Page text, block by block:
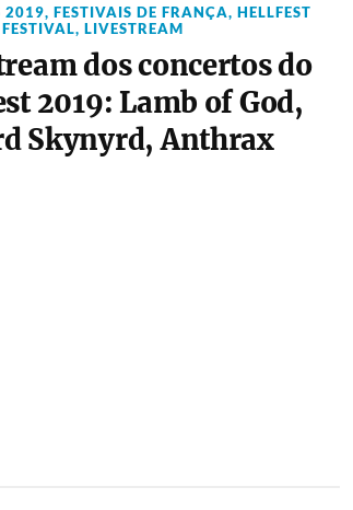
2019, FESTIVAIS DE FRANÇA, HELLFEST
, LIVESTREAM
dos concertos do
2019: Lamb of God,
Skynyrd, Anthrax